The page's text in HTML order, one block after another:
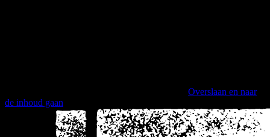
Overslaan en naar
de inhoud gaan